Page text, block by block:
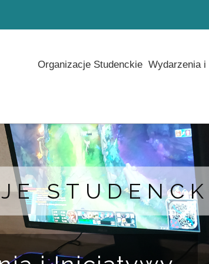
Organizacje Studenckie Wydarzenia